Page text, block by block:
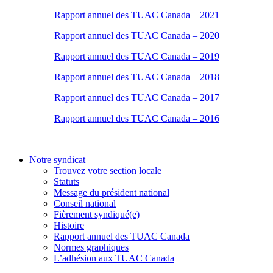
Rapport annuel des TUAC Canada – 2021
Rapport annuel des TUAC Canada – 2020
Rapport annuel des TUAC Canada – 2019
Rapport annuel des TUAC Canada – 2018
Rapport annuel des TUAC Canada – 2017
Rapport annuel des TUAC Canada – 2016
Notre syndicat
Trouvez votre section locale
Statuts
Message du président national
Conseil national
Fièrement syndiqué(e)
Histoire
Rapport annuel des TUAC Canada
Normes graphiques
L’adhésion aux TUAC Canada